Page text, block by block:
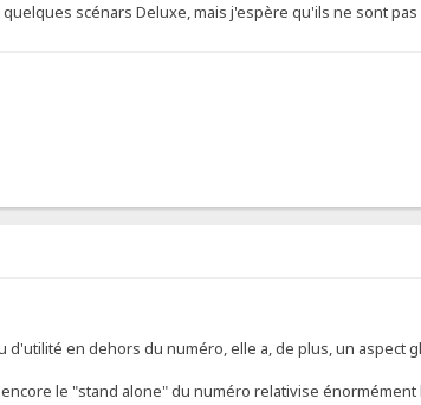
scénars Deluxe, mais j'espère qu'ils ne sont pas
en dehors du numéro, elle a, de plus, un aspect
le "stand alone" du numéro relativise